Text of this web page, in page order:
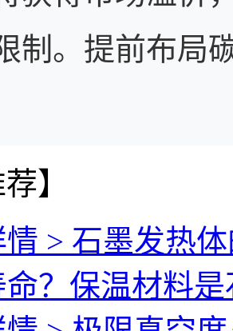
制。提前布局
】
> 石墨发热
？保温材料